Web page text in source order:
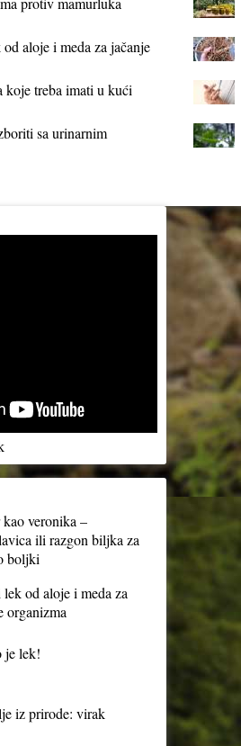
aloje i meda za jačanje
koje treba imati u kući
sa urinarnim
veronika –
ili razgon biljka za
boljki
od aloje i meda za
organizma
je lek!
iz prirode: virak